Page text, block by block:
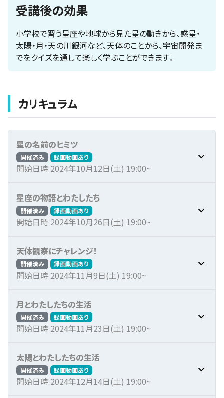
受講後の効果
小学校で習う星座や地球から見た星の動きから、惑星・
太陽・月・天の川銀河など、天体のことから、宇宙開発ま
でをクイズを通して楽しく学ぶことができます。
カリキュラム
星の名前のヒミツ
開催済み 録画動画あり
開始日時 2024年10月12日(土) 19:00~
星座の物語とわたしたち
開催済み 録画動画あり
開始日時 2024年10月26日(土) 19:00~
天体観察にチャレンジ！
開催済み 録画動画あり
開始日時 2024年11月9日(土) 19:00~
月とわたしたちの生活
開催済み 録画動画あり
開始日時 2024年11月23日(土) 19:00~
太陽とわたしたちの生活
開催済み 録画動画あり
開始日時 2024年12月14日(土) 19:00~